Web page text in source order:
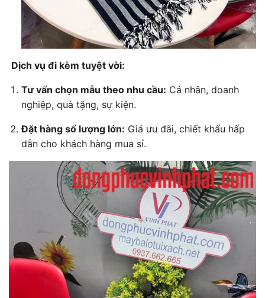
Dịch vụ đi kèm tuyệt vời:
Tư vấn chọn mẫu theo nhu cầu: Cá nhân, doanh
nghiệp, quà tặng, sự kiện.
Đặt hàng số lượng lớn: Giá ưu đãi, chiết khấu hấp
dẫn cho khách hàng mua sỉ.